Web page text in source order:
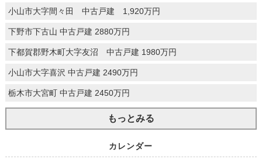
小山市大字間々田 中古戸建 1,920万円
下野市下古山 中古戸建 2880万円
下都賀郡野木町大字友沼 中古戸建 1980万円
小山市大字喜沢 中古戸建 2490万円
栃木市大宮町 中古戸建 2450万円
もっとみる
カレンダー